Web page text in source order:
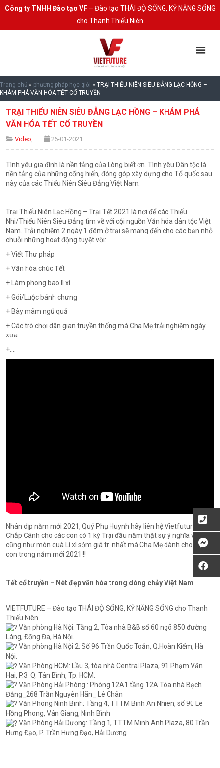
Công ty TNHH Đào tạo VF– Đào tạo THÁI ĐỘ SỐNG, KỸ NĂNG SỐNG
cho Thanh Thiếu Niên
Trang chủ » phương pháp học giỏi » TRẠI THIẾU NIÊN SIÊU ĐẲNG LẠC HỒNG –
KHÁM PHÁ VĂN HÓA TẾT CỔ TRUYỀN
TRẠI THIẾU NIÊN SIÊU ĐẲNG LẠC HỒNG – KHÁM PHÁ
VĂN HÓA TẾT CỔ TRUYỀN
Video, 26-01-2021
Tình yêu gia đình là nền tảng của Lòng biết ơn. Tình yêu Dân tộc là
nền tảng của những cống hiến, đóng góp xây dựng cho Tổ quốc sau
này của các Thiếu Niên Siêu Đẳng Việt Nam.
Trại Thiếu Niên Lạc Hồng – Trại Tết 2021 là nơi để các Thiếu
Nhi/Thiếu Niên Siêu Đẳng tìm về với cội nguồn Văn hóa dân tộc Việt
Nam. Trải nghiệm 2 ngày 1 đêm ở trại sẽ mang đến cho các bạn nhỏ
chuỗi những hoạt động tuyệt vời:
+ Viết Thư pháp
+ Văn hóa chúc Tết
+ Làm phong bao lì xì
+ Gói/Luộc bánh chưng
+ Bày mâm ngũ quả
+ Các trò chơi dân gian truyền thống mà Cha Mẹ trải nghiệm ngày
xưa
+.…
Nhân dịp năm mới 2021, Quý Phụ Huynh hãy liên hệ Vietfuture để
Chắp Cánh cho các con có 1 kỳ Trại đầu năm thật sự ý nghĩa và
cũng như món quà Lì xì sớm giá trị nhất mà Cha Mẹ dành cho các
con trong năm mới 2021!!!
Tết cổ truyền – Nét đẹp văn hóa trong dòng chảy Việt Nam
VIETFUTURE – Đào tạo THÁI ĐỘ SỐNG, KỸ NĂNG SỐNG cho Thanh
Thiếu Niên
Văn phòng Hà Nội: Tầng 2, Tòa nhà B&B số 60 ngõ 850 đường
Láng, Đống Đa, Hà Nội.
Văn phòng Hà Nội 2: Số 96 Trần Quốc Toản, Q.Hoàn Kiếm, Hà
Nội.
Văn Phòng HCM: Lầu 3, tòa nhà Central Plaza, 91 Phạm Văn
Hai, P.3, Q. Tân Bình, Tp. HCM.
Văn Phòng Hải Phòng : Phòng 12A1 tầng 12A Tòa nhà Bạch
Đằng_268 Trần Nguyên Hãn_ Lê Chân
Văn Phòng Ninh Bình: Tầng 4, TTTM Bình An Nhiên, số 90 Lê
Hồng Phong, Vân Giang, Ninh Bình
Văn Phòng Hải Dương: Tầng 1, TTTM Minh Anh Plaza, 80 Trần
Hưng Đạo, P. Trần Hưng Đạo, Hải Dương